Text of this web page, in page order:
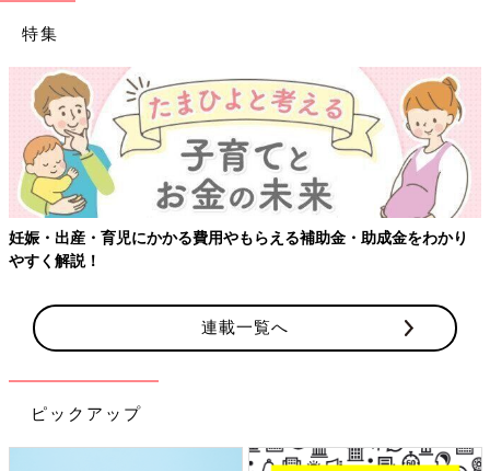
特集
妊娠・出産・育児にかかる費用やもらえる補助金・助成金をわかり
やすく解説！
連載一覧へ
ピックアップ